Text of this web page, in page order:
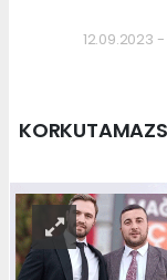
12.09.2023